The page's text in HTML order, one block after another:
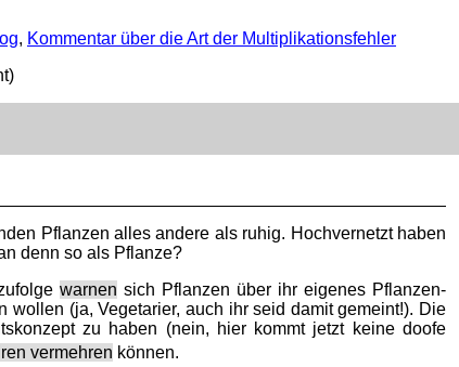
, Kommentar über die Art der Multiplikationsfehler
Pflanzen alles andere als ruhig. Hochvernetzt haben
denn so als Pflanze?
warnen sich Pflanzen über ihr eigenes Pflanzen-
wollen (ja, Vegetarier, auch ihr seid damit gemeint!). Die
zu haben (nein, hier kommt jetzt keine doofe
vermehren können.